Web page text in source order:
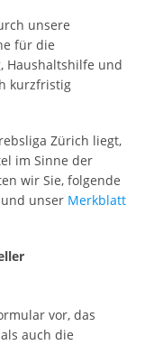
unsere
für die
Haushaltshilfe und
kurzfristig
Zürich liegt,
im Sinne der
wir Sie, folgende
unser Merkblatt
vor, das
auch die